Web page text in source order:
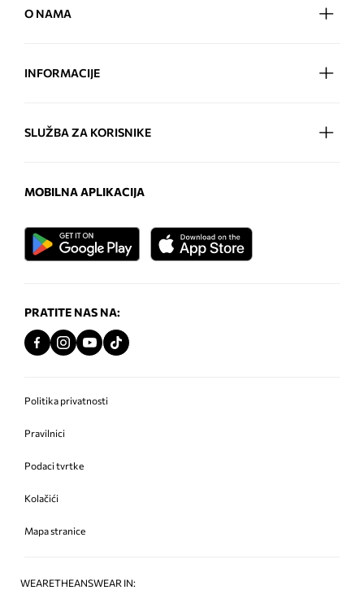
O NAMA
INFORMACIJE
SLUŽBA ZA KORISNIKE
MOBILNA APLIKACIJA
PRATITE NAS NA:
Politika privatnosti
Pravilnici
Podaci tvrtke
Kolačići
Mapa stranice
WEARETHEANSWEAR IN: